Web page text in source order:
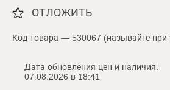
ОТЛОЖИТЬ
Код товара — 530067 (называйте при
Дата обновления цен и наличия:
07.08.2026 в 18:41